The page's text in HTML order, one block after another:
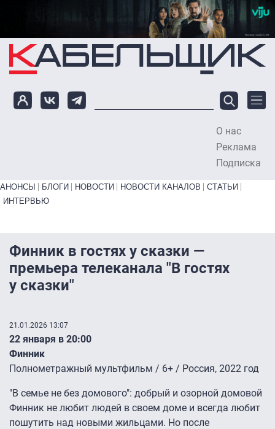
Перейти к основному содержанию
О нас
Реклама
Подписка
Primary links bottom
АНОНСЫ БЛОГИ НОВОСТИ НОВОСТИ КАНАЛОВ
СТАТЬИ
ИНТЕРВЬЮ
Финник в гостях у сказки —
премьера телеканала "В гостях
у сказки"
21.01.2026 13:07
22 января в 20:00
Финник
Полнометражный мультфильм / 6+ / Россия, 2022 год
"В семье не без домового": добрый и озорной домовой
Финник не любит людей в своем доме и всегда любит
пошутить над новыми жильцами. Но после